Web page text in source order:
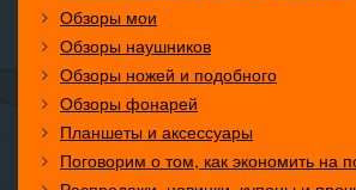
Обзоры мои
Обзоры наушников
Обзоры ножей и подобного
Обзоры фонарей
Планшеты и аксессуары
Поговорим о том, как экономить на